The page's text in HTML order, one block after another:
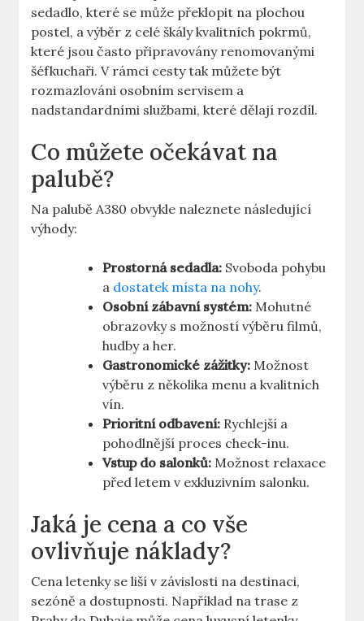
⁢sedadlo, které se může překlopit​ na plochou
postel, a výběr z celé škály kvalitních pokrmů,
⁤které jsou často připravovány renomovanými
šéfkuchaři. V rámci⁣ cesty tak můžete být
rozmazlováni osobním servisem‌ a
nadstandardními službami, které dělají rozdíl.
Co můžete očekávat na
palubě?
Na palubě A380 obvykle naleznete⁢ následující
výhody:
Prostorná sedadla: Svoboda‌ pohybu
a dostatek místa na nohy.
Osobní zábavní systém: Mohutné
obrazovky s ‌možností výběru filmů,‌
hudby a her.
Gastronomické zážitky: Možnost
výběru⁤ z několika menu a kvalitních
vín.
Prioritní odbavení: Rychlejší a‍
pohodlnější proces check-inu.
Vstup do salonků: Možnost relaxace
před⁤ letem v exkluzivním salonku.
Jaká je cena a co vše
ovlivňuje​ náklady?
Cena letenky se liší v závislosti na destinaci,
sezóně ‍a dostupnosti. ‌Například⁤ na ​trase z